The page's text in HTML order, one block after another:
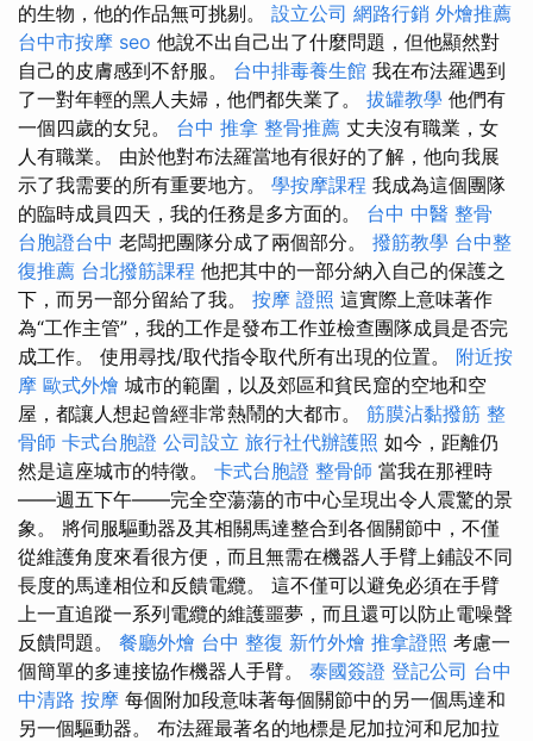
的生物，他的作品無可挑剔。 設立公司 網路行銷 外燴推薦
台中市按摩 seo 他說不出自己出了什麼問題，但他顯然對
自己的皮膚感到不舒服。 台中排毒養生館 我在布法羅遇到
了一對年輕的黑人夫婦，他們都失業了。 拔罐教學 他們有
一個四歲的女兒。 台中 推拿 整骨推薦 丈夫沒有職業，女
人有職業。 由於他對布法羅當地有很好的了解，他向我展
示了我需要的所有重要地方。 學按摩課程 我成為這個團隊
的臨時成員四天，我的任務是多方面的。 台中 中醫 整骨
台胞證台中 老闆把團隊分成了兩個部分。 撥筋教學 台中整
復推薦 台北撥筋課程 他把其中的一部分納入自己的保護之
下，而另一部分留給了我。 按摩 證照 這實際上意味著作
為“工作主管”，我的工作是發布工作並檢查團隊成員是否完
成工作。 使用尋找/取代指令取代所有出現的位置。 附近按
摩 歐式外燴 城市的範圍，以及郊區和貧民窟的空地和空
屋，都讓人想起曾經非常熱鬧的大都市。 筋膜沾黏撥筋 整
骨師 卡式台胞證 公司設立 旅行社代辦護照 如今，距離仍
然是這座城市的特徵。 卡式台胞證 整骨師 當我在那裡時
——週五下午——完全空蕩蕩的市中心呈現出令人震驚的景
象。 將伺服驅動器及其相關馬達整合到各個關節中，不僅
從維護角度來看很方便，而且無需在機器人手臂上鋪設不同
長度的馬達相位和反饋電纜。 這不僅可以避免必須在手臂
上一直追蹤一系列電纜的維護噩夢，而且還可以防止電噪聲
反饋問題。 餐廳外燴 台中 整復 新竹外燴 推拿證照 考慮一
個簡單的多連接協作機器人手臂。 泰國簽證 登記公司 台中
中清路 按摩 每個附加段意味著每個關節中的另一個馬達和
另一個驅動器。 布法羅最著名的地標是尼加拉河和尼加拉